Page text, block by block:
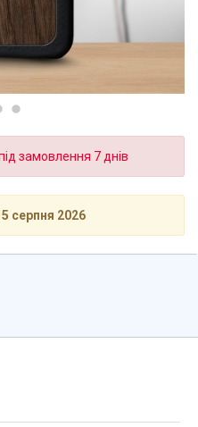
замовлення 7 днів
серпня 2026